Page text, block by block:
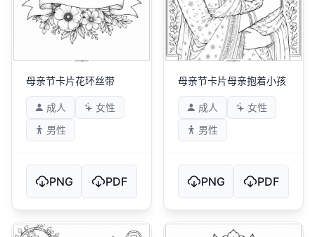
母亲节卡片花环丝带
成人
女性
男性
PNG PDF
母亲节卡片母亲抱着小孩
成人
女性
男性
PNG PDF